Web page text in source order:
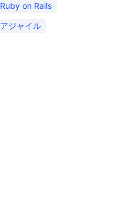
Ruby on Rails
アジャイル